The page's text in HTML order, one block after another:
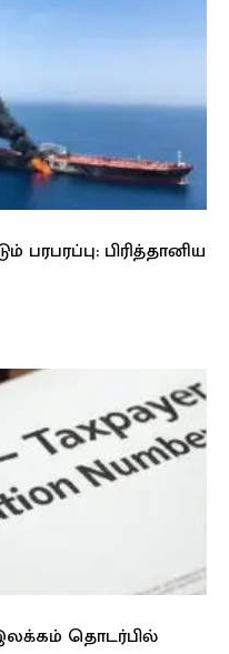
பிரித்தானிய
தொடர்பில்